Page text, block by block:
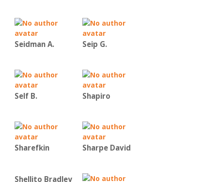
Seidman A. Seip G.
Self B. Shapiro
Sharefkin Sharpe David
Shellito Bradley